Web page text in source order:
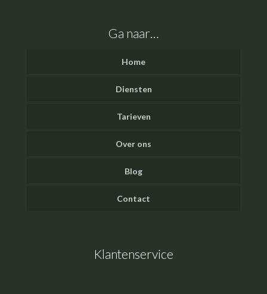
Ga naar…
Home
Diensten
Tarieven
Over ons
Blog
Contact
Klantenservice